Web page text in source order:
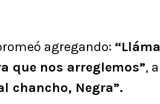
agregando:
que nos arreglemos”,
chancho, Negra”.